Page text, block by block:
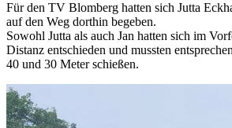
Für den TV Blomberg hatten sich Jutta
auf den Weg dorthin begeben.
Sowohl Jutta als auch Jan hatten sich im
Distanz entschieden und mussten
40 und 30 Meter schießen.